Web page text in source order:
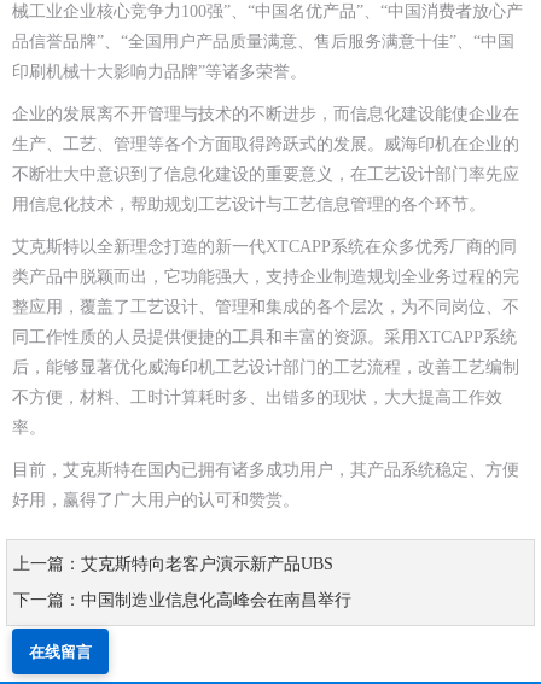
械工业企业核心竞争力100强”、“中国名优产品”、“中国消费者放心产
品信誉品牌”、“全国用户产品质量满意、售后服务满意十佳”、“中国
印刷机械十大影响力品牌”等诸多荣誉。
企业的发展离不开管理与技术的不断进步，而信息化建设能使企业在
生产、工艺、管理等各个方面取得跨跃式的发展。威海印机在企业的
不断壮大中意识到了信息化建设的重要意义，在工艺设计部门率先应
用信息化技术，帮助规划工艺设计与工艺信息管理的各个环节。
艾克斯特以全新理念打造的新一代XTCAPP系统在众多优秀厂商的同
类产品中脱颖而出，它功能强大，支持企业制造规划全业务过程的完
整应用，覆盖了工艺设计、管理和集成的各个层次，为不同岗位、不
同工作性质的人员提供便捷的工具和丰富的资源。采用XTCAPP系统
后，能够显著优化威海印机工艺设计部门的工艺流程，改善工艺编制
不方便，材料、工时计算耗时多、出错多的现状，大大提高工作效
率。
目前，艾克斯特在国内已拥有诸多成功用户，其产品系统稳定、方便
好用，赢得了广大用户的认可和赞赏。
上一篇：艾克斯特向老客户演示新产品UBS
下一篇：中国制造业信息化高峰会在南昌举行
在线留言